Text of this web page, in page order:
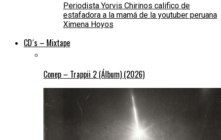
Periodista Yorvis Chirinos califico de
estafadora a la mamá de la youtuber peruana
Ximena Hoyos
CD´s – Mixtape
Conep – Trappii 2 (Álbum) (2026)